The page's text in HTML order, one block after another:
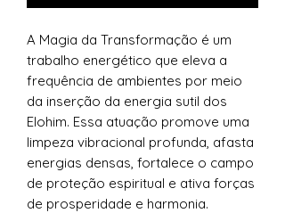
A Magia da Transformação é um
trabalho energético que eleva a
frequência de ambientes por meio
da inserção da energia sutil dos
Elohim. Essa atuação promove uma
limpeza vibracional profunda, afasta
energias densas, fortalece o campo
de proteção espiritual e ativa forças
de prosperidade e harmonia.